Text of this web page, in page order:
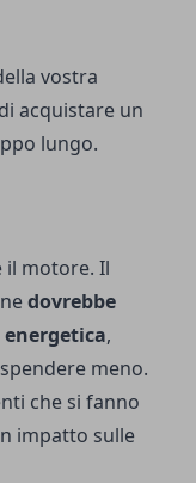
vostra
acquistare un
lungo.
il motore. Il
dovrebbe
,
meno.
che si fanno
impatto sulle